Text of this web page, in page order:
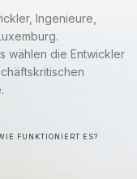
Ingenieure,
wählen die Entwickler
FUNKTIONIERT ES?